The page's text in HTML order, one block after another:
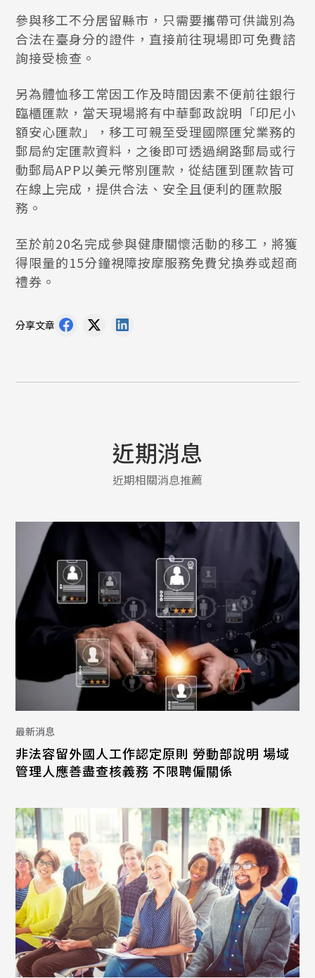
參與移工不分居留縣市，只需要攜帶可供識別為
合法在臺身分的證件，直接前往現場即可免費諮
詢接受檢查。
另為體恤移工常因工作及時間因素不便前往銀行
臨櫃匯款，當天現場將有中華郵政說明「印尼小
額安心匯款」，移工可親至受理國際匯兌業務的
郵局約定匯款資料，之後即可透過網路郵局或行
動郵局APP以美元幣別匯款，從結匯到匯款皆可
在線上完成，提供合法、安全且便利的匯款服
務。
至於前20名完成參與健康關懷活動的移工，將獲
得限量的15分鐘視障按摩服務免費兌換券或超商
禮券。
分享文章
近期消息
近期相關消息推薦
最新消息
非法容留外國人工作認定原則 勞動部說明 場域
管理人應善盡查核義務 不限聘僱關係